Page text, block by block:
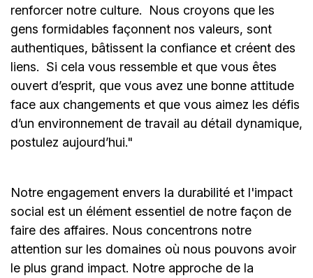
renforcer notre culture. Nous croyons que les
gens formidables façonnent nos valeurs, sont
authentiques, bâtissent la confiance et créent des
liens. Si cela vous ressemble et que vous êtes
ouvert d’esprit, que vous avez une bonne attitude
face aux changements et que vous aimez les défis
d’un environnement de travail au détail dynamique,
postulez aujourd’hui."
Notre engagement envers la durabilité et l'impact
social est un élément essentiel de notre façon de
faire des affaires. Nous concentrons notre
attention sur les domaines où nous pouvons avoir
le plus grand impact. Notre approche de la